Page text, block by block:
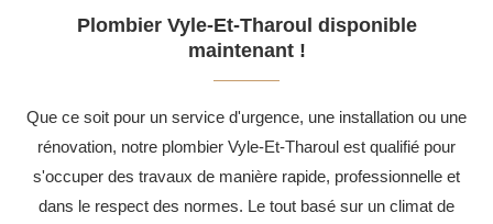
Plombier Vyle-Et-Tharoul disponible
maintenant !
Que ce soit pour un service d'urgence, une installation ou une
rénovation, notre plombier Vyle-Et-Tharoul est qualifié pour
s'occuper des travaux de manière rapide, professionnelle et
dans le respect des normes. Le tout basé sur un climat de